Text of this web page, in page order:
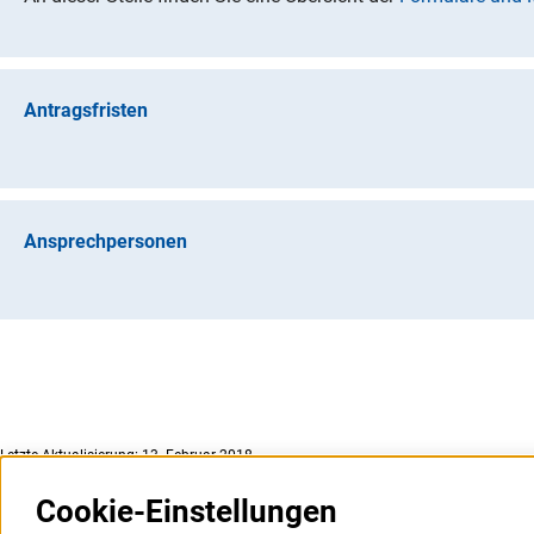
Antragsfristen
Ansprechpersonen
Letzte Aktualisierung: 13. Februar 2018
Cookie-Einstellungen